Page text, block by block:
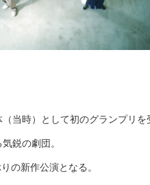
当時）として初のグランプリ
鋭の劇団。
の新作公演となる。